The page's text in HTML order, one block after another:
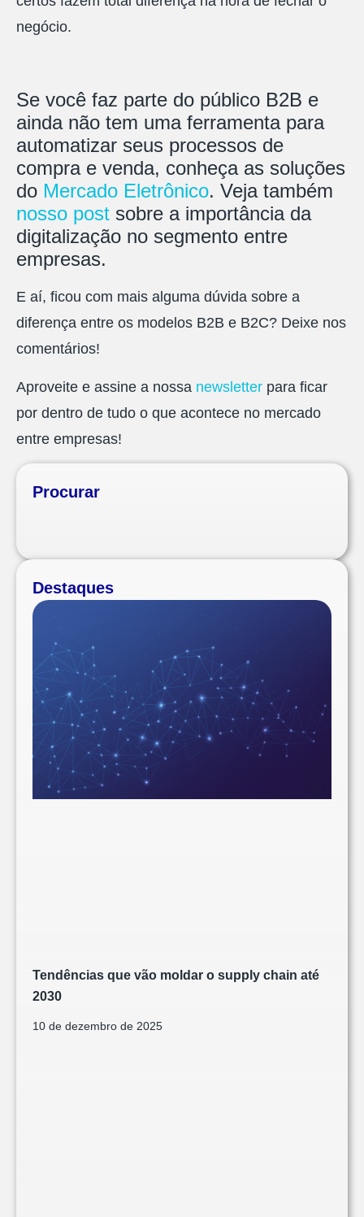
negócio.
Se você faz parte do público B2B e
ainda não tem uma ferramenta para
automatizar seus processos de
compra e venda, conheça as soluções
do Mercado Eletrônico. Veja também
nosso post sobre a importância da
digitalização no segmento entre
empresas.
E aí, ficou com mais alguma dúvida sobre a
diferença entre os modelos B2B e B2C? Deixe nos
comentários!
Aproveite e assine a nossa newsletter para ficar
por dentro de tudo o que acontece no mercado
entre empresas!
Procurar
Destaques
Tendências que vão moldar o supply chain até
2030
10 de dezembro de 2025